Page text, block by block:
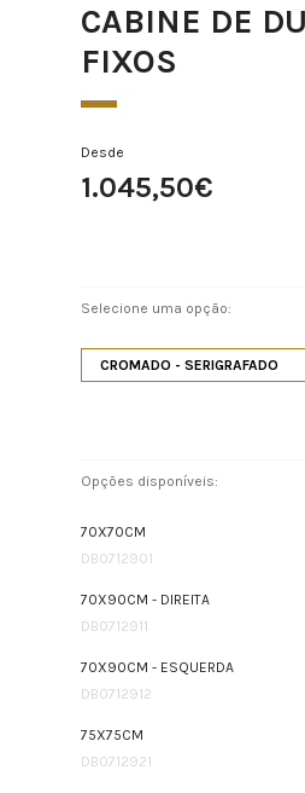
CABINE DE
FIXOS
Desde
1.045,50€
Selecione uma opção:
CROMADO - SERIGRAFADO
Opções disponíveis:
70X70CM
DB0712901
70X90CM - DIREITA
DB0712911
70X90CM - ESQUERDA
DB0712912
75X75CM
DB0712921